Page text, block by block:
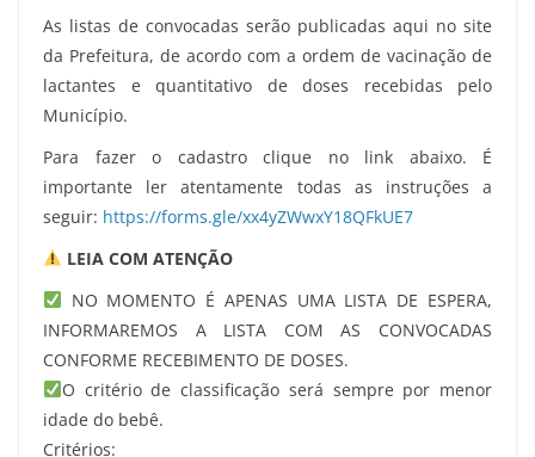
As listas de convocadas serão publicadas aqui no site
da Prefeitura, de acordo com a ordem de vacinação de
lactantes e quantitativo de doses recebidas pelo
Município.
Para fazer o cadastro clique no link abaixo. É
importante ler atentamente todas as instruções a
seguir: https://forms.gle/xx4yZWwxY18QFkUE7
LEIA COM ATENÇÃO
NO MOMENTO É APENAS UMA LISTA DE ESPERA,
INFORMAREMOS A LISTA COM AS CONVOCADAS
CONFORME RECEBIMENTO DE DOSES.
O critério de classificação será sempre por menor
idade do bebê.
Critérios: